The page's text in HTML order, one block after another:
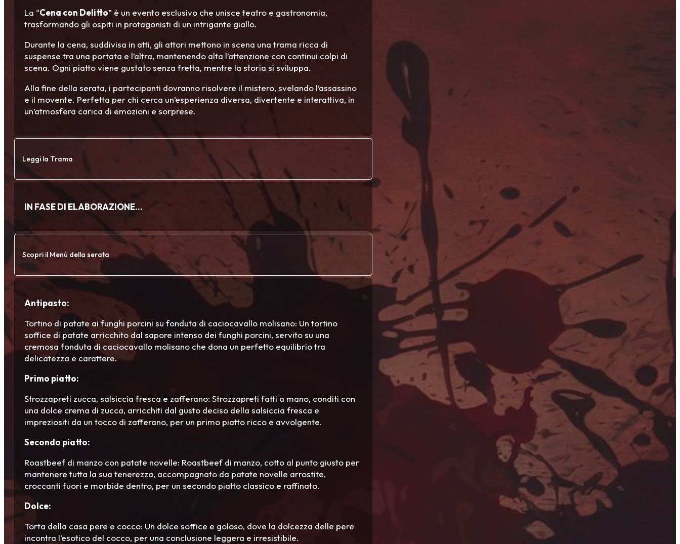
La “Cena con Delitto” è un evento esclusivo che unisce teatro e gastronomia,
trasformando gli ospiti in protagonisti di un intrigante giallo.
Durante la cena, suddivisa in atti, gli attori mettono in scena una trama ricca di
suspense tra una portata e l’altra, mantenendo alta l’attenzione con continui colpi di
scena. Ogni piatto viene gustato senza fretta, mentre la storia si sviluppa.
Alla fine della serata, i partecipanti dovranno risolvere il mistero, svelando l’assassino
e il movente. Perfetta per chi cerca un’esperienza diversa, divertente e interattiva, in
un’atmosfera carica di emozioni e sorprese.
Leggi la Trama
IN FASE DI ELABORAZIONE…
Scopri il Menù della serata
Antipasto:
Tortino di patate ai funghi porcini su fonduta di caciocavallo molisano: Un tortino
soffice di patate arricchito dal sapore intenso dei funghi porcini, servito su una
cremosa fonduta di caciocavallo molisano che dona un perfetto equilibrio tra
delicatezza e carattere.
Primo piatto:
Strozzapreti zucca, salsiccia fresca e zafferano: Strozzapreti fatti a mano, conditi con
una dolce crema di zucca, arricchiti dal gusto deciso della salsiccia fresca e
impreziositi da un tocco di zafferano, per un primo piatto ricco e avvolgente.
Secondo piatto:
Roastbeef di manzo con patate novelle: Roastbeef di manzo, cotto al punto giusto per
mantenere tutta la sua tenerezza, accompagnato da patate novelle arrostite,
croccanti fuori e morbide dentro, per un secondo piatto classico e raffinato.
Dolce:
Torta della casa pere e cocco: Un dolce soffice e goloso, dove la dolcezza delle pere
incontra l’esotico del cocco, per una conclusione leggera e irresistibile.